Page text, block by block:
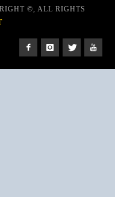
©, ALL RIGHTS